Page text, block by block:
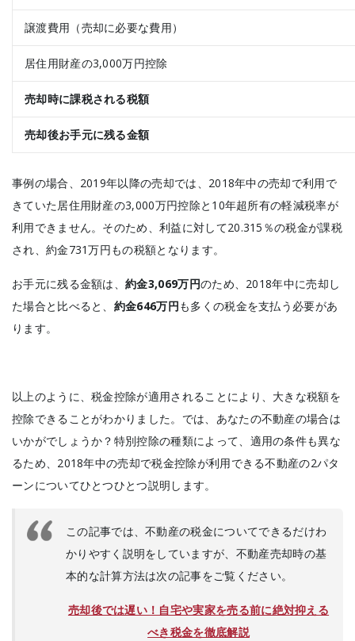
譲渡費用（売却に必要な費用）
居住用財産の3,000万円控除
売却時に課税される税額
売却後お手元に残る金額
事例の場合、2019年以降の売却では、2018年中の売却で利用で
きていた居住用財産の3,000万円控除と10年超所有の軽減税率が
利用できません。そのため、利益に対して20.315％の税金が課税
され、約金731万円もの税額となります。
お手元に残る金額は、約金3,069万円のため、 2018年中に売却し
た場合と比べると、 約金646万円も多くの税金を支払う必要があ
ります。
以上のように、税金控除が適用されることにより、大きな税額を
控除できることがわかりました。では、あなたの不動産の場合は
いかがでしょうか？特別控除の種類によって、適用の条件も異な
るため、2018年中の売却で税金控除が利用できる不動産の2パタ
ーンについてひとつひとつ説明します。
この記事では、不動産の税金についてできるだけわ
かりやすく説明をしていますが、不動産売却時の基
本的な計算方法は次の記事をご覧ください。
売却後では遅い！自宅や実家を売る前に絶対抑える
べき税金を徹底解説